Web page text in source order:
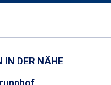
IN DER NÄHE